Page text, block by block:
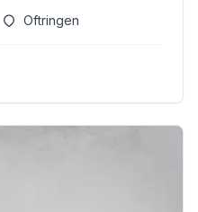
Oftringen